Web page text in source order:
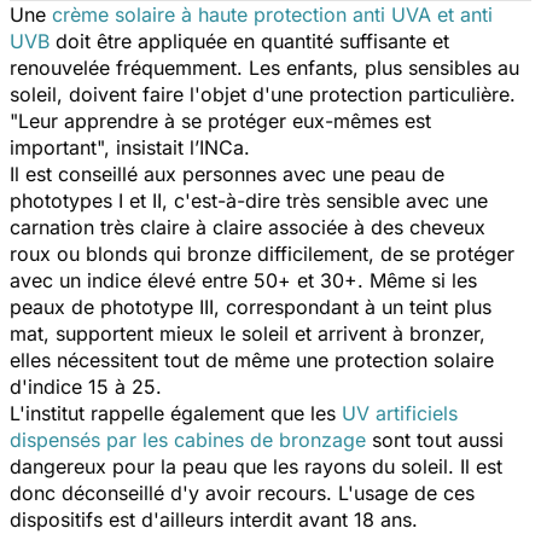
Une crème solaire à haute protection anti UVA et anti
UVB doit être appliquée en quantité suffisante et
renouvelée fréquemment. Les enfants, plus sensibles au
soleil, doivent faire l'objet d'une protection particulière.
"Leur apprendre à se protéger eux-mêmes est
important", insistait l’INCa.
Il est conseillé aux personnes avec une peau de
phototypes I et II, c'est-à-dire très sensible avec une
carnation très claire à claire associée à des cheveux
roux ou blonds qui bronze difficilement, de se protéger
avec un indice élevé entre 50+ et 30+. Même si les
peaux de phototype III, correspondant à un teint plus
mat, supportent mieux le soleil et arrivent à bronzer,
elles nécessitent tout de même une protection solaire
d'indice 15 à 25.
L'institut rappelle également que les UV artificiels
dispensés par les cabines de bronzage sont tout aussi
dangereux pour la peau que les rayons du soleil. Il est
donc déconseillé d'y avoir recours. L'usage de ces
dispositifs est d'ailleurs interdit avant 18 ans.